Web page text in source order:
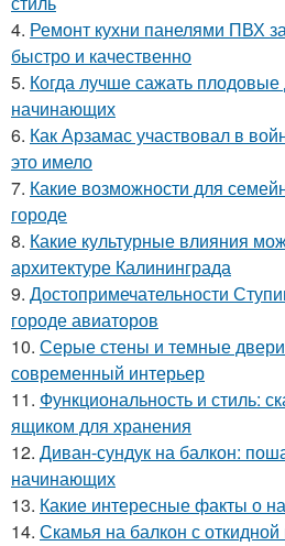
4. Ремонт кухни панелями ПВХ
быстро и качественно
5. Когда лучше сажать
начинающих
6. Как Арзамас участвовал в
это имело
7. Какие возможности для
городе
8. Какие культурные влияния
архитектуре Калининграда
9. Достопримечательности
городе авиаторов
10. Серые стены и темные
современный интерьер
11. Функциональность и стиль:
ящиком для хранения
12. Диван-сундук на балкон:
начинающих
13. Какие интересные факты о
14. Скамья на балкон с